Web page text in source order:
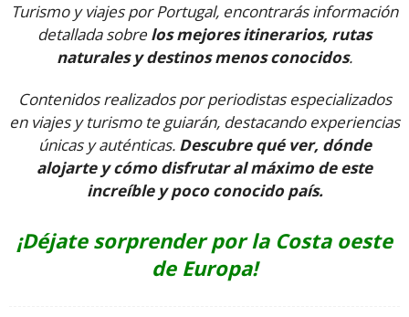
Turismo y viajes por Portugal, encontrarás información
detallada sobre los mejores itinerarios, rutas
naturales y destinos menos conocidos.
Contenidos realizados por periodistas especializados
en viajes y turismo te guiarán, destacando experiencias
únicas y auténticas. Descubre qué ver, dónde
alojarte y cómo disfrutar al máximo de este
increíble y poco conocido país.
¡Déjate sorprender por la Costa oeste
de Europa!